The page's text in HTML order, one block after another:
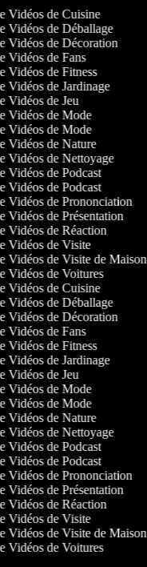
Vidéos de Cuisine
Vidéos de Déballage
Vidéos de Décoration
Vidéos de Fans
Vidéos de Fitness
Vidéos de Jardinage
Vidéos de Jeu
Vidéos de Mode
Vidéos de Mode
Vidéos de Nature
Vidéos de Nettoyage
Vidéos de Podcast
Vidéos de Podcast
Vidéos de Prononciation
Vidéos de Présentation
Vidéos de Réaction
Vidéos de Visite
Vidéos de Visite de Maison
Vidéos de Voitures
Vidéos de Cuisine
Vidéos de Déballage
Vidéos de Décoration
Vidéos de Fans
Vidéos de Fitness
Vidéos de Jardinage
Vidéos de Jeu
Vidéos de Mode
Vidéos de Mode
Vidéos de Nature
Vidéos de Nettoyage
Vidéos de Podcast
Vidéos de Podcast
Vidéos de Prononciation
Vidéos de Présentation
Vidéos de Réaction
Vidéos de Visite
Vidéos de Visite de Maison
Vidéos de Voitures